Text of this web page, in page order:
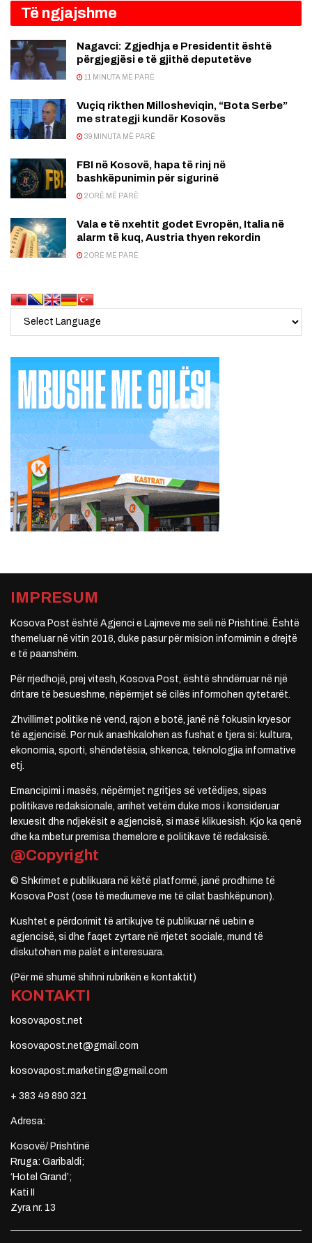
Të ngjajshme
Nagavci: Zgjedhja e Presidentit është
përgjegjësi e të gjithë deputetëve
11 MINUTA MË PARË
Vuçiq rikthen Millosheviqin, “Bota Serbe”
me strategji kundër Kosovës
39 MINUTA MË PARË
FBI në Kosovë, hapa të rinj në
bashkëpunimin për sigurinë
2 ORË MË PARË
Vala e të nxehtit godet Evropën, Italia në
alarm të kuq, Austria thyen rekordin
2 ORË MË PARË
IMPRESUM
Kosova Post është Agjenci e Lajmeve me seli në Prishtinë. Është
themeluar në vitin 2016, duke pasur për mision informimin e drejtë
e të paanshëm.
Për rrjedhojë, prej vitesh, Kosova Post, është shndërruar në një
dritare të besueshme, nëpërmjet së cilës informohen qytetarët.
Zhvillimet politike në vend, rajon e botë, janë në fokusin kryesor
të agjencisë. Por nuk anashkalohen as fushat e tjera si: kultura,
ekonomia, sporti, shëndetësia, shkenca, teknologjia informative
etj.
Emancipimi i masës, nëpërmjet ngritjes së vetëdijes, sipas
politikave redaksionale, arrihet vetëm duke mos i konsideruar
lexuesit dhe ndjekësit e agjencisë, si masë klikuesish. Kjo ka qenë
dhe ka mbetur premisa themelore e politikave të redaksisë.
@Copyright
© Shkrimet e publikuara në këtë platformë, janë prodhime të
Kosova Post (ose të mediumeve me të cilat bashkëpunon).
Kushtet e përdorimit të artikujve të publikuar në uebin e
agjencisë, si dhe faqet zyrtare në rrjetet sociale, mund të
diskutohen me palët e interesuara.
(Për më shumë shihni rubrikën e kontaktit)
KONTAKTI
kosovapost.net
kosovapost.net@gmail.com
kosovapost.marketing@gmail.com
+ 383 49 890 321
Adresa:
Kosovë/ Prishtinë
Rruga: Garibaldi;
‘Hotel Grand’;
Kati II
Zyra nr. 13